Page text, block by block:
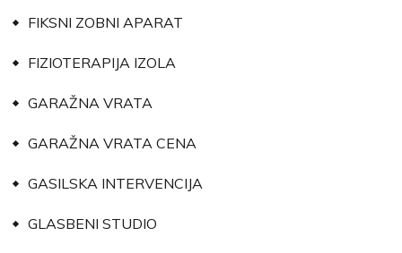
FIKSNI ZOBNI APARAT
FIZIOTERAPIJA IZOLA
GARAŽNA VRATA
GARAŽNA VRATA CENA
GASILSKA INTERVENCIJA
GLASBENI STUDIO